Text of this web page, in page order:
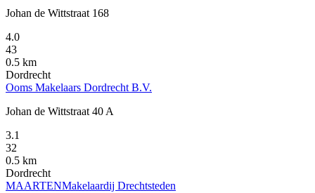
Johan de Wittstraat 168
4.0
43
0.5 km
Dordrecht
Ooms Makelaars Dordrecht B.V.
Johan de Wittstraat 40 A
3.1
32
0.5 km
Dordrecht
MAARTENMakelaardij Drechtsteden